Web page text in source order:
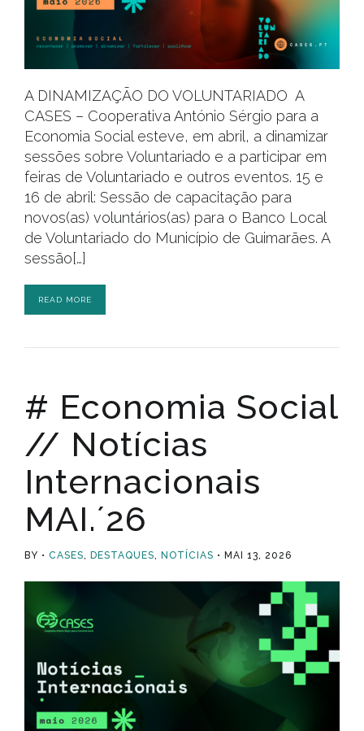
A DINAMIZAÇÃO DO VOLUNTARIADO A
CASES – Cooperativa António Sérgio para a
Economia Social esteve, em abril, a dinamizar
sessões sobre Voluntariado e a participar em
feiras de Voluntariado e outros eventos. 15 e
16 de abril: Sessão de capacitação para
novos(as) voluntários(as) para o Banco Local
de Voluntariado do Município de Guimarães. A
sessão[…]
READ MORE
# Economia Social
// Notícias
Internacionais
MAI.´26
BY CASES DESTAQUES NOTÍCIAS MAI 13, 2026